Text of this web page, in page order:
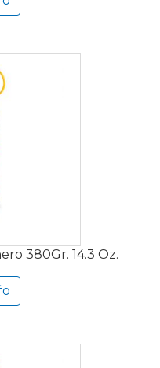
380Gr. 14.3 Oz.